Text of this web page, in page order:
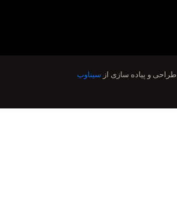
طراحی و پیاده سازی از سیناوب